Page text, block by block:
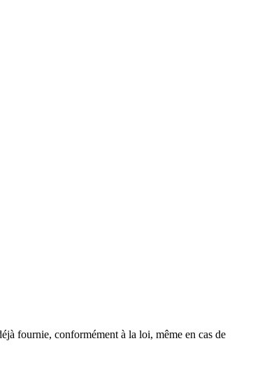
fournie, conformément à la loi, même en cas de